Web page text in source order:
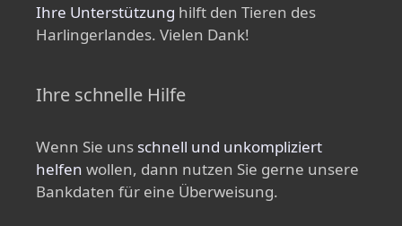
Ihre Unterstützung hilft den Tieren des
Harlingerlandes. Vielen Dank!
Ihre schnelle Hilfe
Wenn Sie uns schnell und unkompliziert
helfen wollen, dann nutzen Sie gerne unsere
Bankdaten für eine Überweisung.